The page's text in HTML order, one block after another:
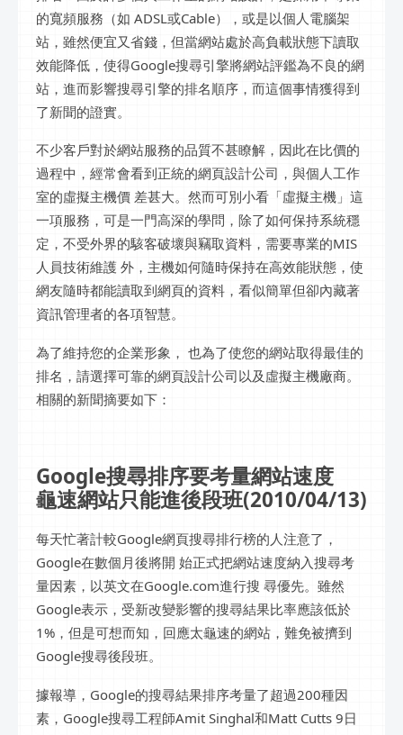
的寬頻服務（如 ADSL或Cable），或是以個人電腦架
站，雖然便宜又省錢，但當網站處於高負載狀態下讀取
效能降低，使得Google搜尋引擎將網站評鑑為不良的網
站，進而影響搜尋引擎的排名順序，而這個事情獲得到
了新聞的證實。
不少客戶對於網站服務的品質不甚瞭解，因此在比價的
過程中，經常會看到正統的網頁設計公司，與個人工作
室的虛擬主機價 差甚大。然而可別小看「虛擬主機」這
一項服務，可是一門高深的學問，除了如何保持系統穩
定，不受外界的駭客破壞與竊取資料，需要專業的MIS
人員技術維護 外，主機如何隨時保持在高效能狀態，使
網友隨時都能讀取到網頁的資料，看似簡單但卻內藏著
資訊管理者的各項智慧。
為了維持您的企業形象， 也為了使您的網站取得最佳的
排名，請選擇可靠的網頁設計公司以及虛擬主機廠商。
相關的新聞摘要如下：
Google搜尋排序要考量網站速度
龜速網站只能進後段班(2010/04/13)
每天忙著計較Google網頁搜尋排行榜的人注意了，
Google在數個月後將開 始正式把網站速度納入搜尋考
量因素，以英文在Google.com進行搜 尋優先。雖然
Google表示，受新改變影響的搜尋結果比率應該低於
1%，但是可想而知，回應太龜速的網站，難免被擠到
Google搜尋後段班。
據報導，Google的搜尋結果排序考量了超過200種因
素，Google搜尋工程師Amit Singhal和Matt Cutts 9日